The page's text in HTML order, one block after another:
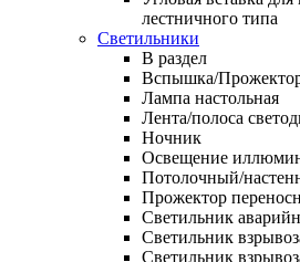
лестничного типа
Светильники
В раздел
Вспышка/
Лампа настольная
Лента/полоса
Ночник
Освещение
Потолочный/
Прожектор
Светильник
Светильник
Светильник